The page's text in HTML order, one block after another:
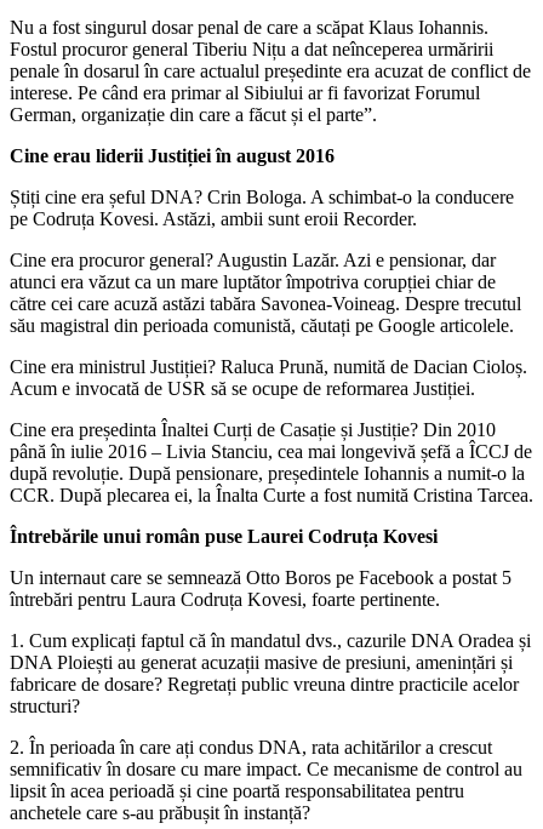
Nu a fost singurul dosar penal de care a scăpat Klaus Iohannis.
Fostul procuror general Tiberiu Nițu a dat neînceperea urmăririi
penale în dosarul în care actualul președinte era acuzat de conflict de
interese. Pe când era primar al Sibiului ar fi favorizat Forumul
German, organizație din care a făcut și el parte”.
Cine erau liderii Justiției în august 2016
Știți cine era șeful DNA? Crin Bologa. A schimbat-o la conducere
pe Codruța Kovesi. Astăzi, ambii sunt eroii Recorder.
Cine era procuror general? Augustin Lazăr. Azi e pensionar, dar
atunci era văzut ca un mare luptător împotriva corupției chiar de
către cei care acuză astăzi tabăra Savonea-Voineag. Despre trecutul
său magistral din perioada comunistă, căutați pe Google articolele.
Cine era ministrul Justiției? Raluca Prună, numită de Dacian Cioloș.
Acum e invocată de USR să se ocupe de reformarea Justiției.
Cine era președinta Înaltei Curți de Casație și Justiție? Din 2010
până în iulie 2016 – Livia Stanciu, cea mai longevivă șefă a ÎCCJ de
după revoluție. După pensionare, președintele Iohannis a numit-o la
CCR. După plecarea ei, la Înalta Curte a fost numită Cristina Tarcea.
Întrebările unui român puse Laurei Codruța Kovesi
Un internaut care se semnează Otto Boros pe Facebook a postat 5
întrebări pentru Laura Codruța Kovesi, foarte pertinente.
1. Cum explicați faptul că în mandatul dvs., cazurile DNA Oradea și
DNA Ploiești au generat acuzații masive de presiuni, amenințări și
fabricare de dosare? Regretați public vreuna dintre practicile acelor
structuri?
2. În perioada în care ați condus DNA, rata achitărilor a crescut
semnificativ în dosare cu mare impact. Ce mecanisme de control au
lipsit în acea perioadă și cine poartă responsabilitatea pentru
anchetele care s-au prăbușit în instanță?